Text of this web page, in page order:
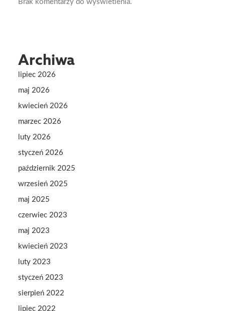
Archiwa
lipiec 2026
maj 2026
kwiecień 2026
marzec 2026
luty 2026
styczeń 2026
październik 2025
wrzesień 2025
maj 2025
czerwiec 2023
maj 2023
kwiecień 2023
luty 2023
styczeń 2023
sierpień 2022
lipiec 2022